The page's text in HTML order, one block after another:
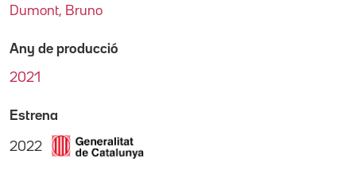
Dumont, Bruno
Any de producció
2021
Estrena
2022